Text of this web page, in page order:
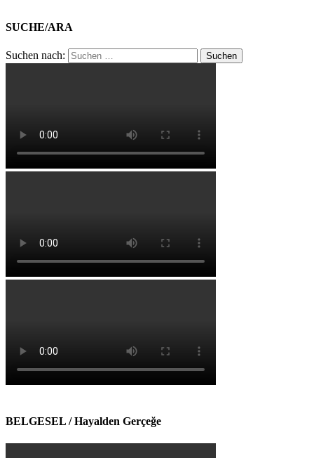
SUCHE/ARA
Suchen nach:
BELGESEL / Hayalden Gerçeğe